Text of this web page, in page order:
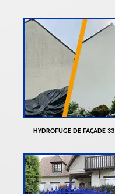
HYDROFUGE DE FAÇADE 33